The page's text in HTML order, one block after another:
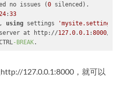
no issues (0 silenced).
24:33
using settings
server at http://127.0.0.1 :8000/
-BREAK.
127.0.0.1:8000，就可以